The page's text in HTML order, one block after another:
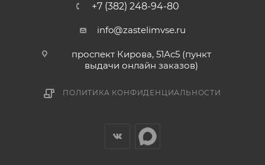
+7 (382) 248-94-80
info@zastelimvse.ru
проспект Кирова, 51Ас5 (пункт
выдачи онлайн заказов)
ПОЛИТИКА КОНФИДЕНЦИАЛЬНОСТИ